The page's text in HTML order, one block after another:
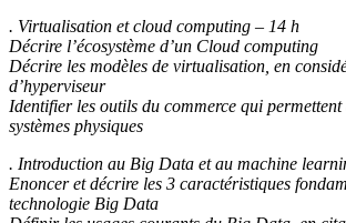
. Virtualisation et cloud computing – 14 h
Décrire l’écosystème d’un Cloud computing
Décrire les modèles de virtualisation, en
d’hyperviseur
Identifier les outils du commerce qui
systèmes physiques
. Introduction au Big Data et au machine
Enoncer et décrire les 3 caractéristiques
technologie Big Data